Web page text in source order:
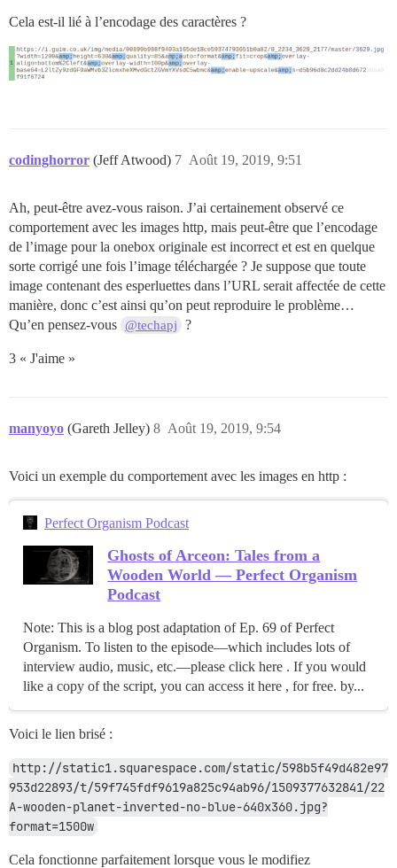
Cela est-il lié à l’encodage des caractères ?
codinghorror (Jeff Atwood) Août 19, 2019, 9:51
7
Ah, peut-être avez-vous raison. J’ai certainement observé ce
comportement avec les images http, mais peut-être que l’encodage
de l’image pour la onebox originale est incorrect et est en quelque
sorte corrigé une fois l’image téléchargée ? Je suppose que toute
image contenant des esperluettes dans l’URL serait affectée de cette
manière, donc c’est ainsi qu’on peut reproduire le problème…
Qu’en pensez-vous @techapj ?
3 « J'aime »
manyoyo (Gareth Jelley) Août 19, 2019, 9:54
8
Voici un exemple du comportement avec les images en http :
Perfect Organism Podcast
Ghosts of Arceon: Tales from a
Wooden World — Perfect Organism
Podcast
Note: This is a blog post adaptation of Ep. 69 of Perfect
Organism. To listen to the episode—which includes lots of
interview audio, music, etc.—please click here . If you would
like a copy of the script, you can access it here , for free. by...
Voici le lien brisé :
http://static1.squarespace.com/static/598b5f49d482e97
953d22893/t/59f745fdf9619a825c94ab96/1509377632841/22
A-wooden-planet-inverted-no-blue-640x360.jpg?
format=1500w
Cela fonctionne parfaitement lorsque vous le modifiez